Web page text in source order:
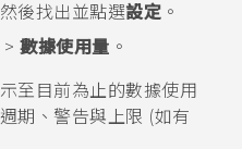
後找出並點選設定 。
> 數據使用量 。
至目前為止的數據使用
期、警告與上限 (如有